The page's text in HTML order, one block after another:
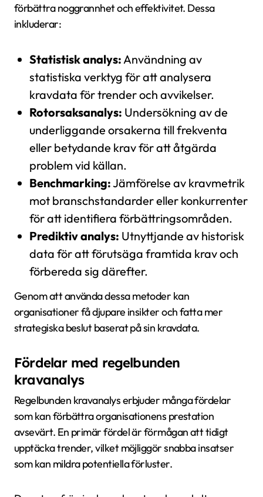
förbättra noggrannhet och effektivitet. Dessa
inkluderar:
Statistisk analys:Användning av
statistiska verktyg för att analysera
kravdata för trender och avvikelser.
Rotorsaksanalys: Undersökning av de
underliggande orsakerna till frekventa
eller betydande krav för att åtgärda
problem vid källan.
Benchmarking:Jämförelse av kravmetrik
mot branschstandarder eller konkurrenter
för att identifiera förbättringsområden.
Prediktiv analys: Utnyttjande av historisk
data för att förutsäga framtida krav och
förbereda sig därefter.
Genom att använda dessa metoder kan
organisationer få djupare insikter och fatta mer
strategiska beslut baserat på sin kravdata.
Fördelar med regelbunden
kravanalys
Regelbunden kravanalys erbjuder många fördelar
som kan förbättra organisationens prestation
avsevärt. En primär fördel är förmågan att tidigt
upptäcka trender, vilket möjliggör snabba insatser
som kan mildra potentiella förluster.